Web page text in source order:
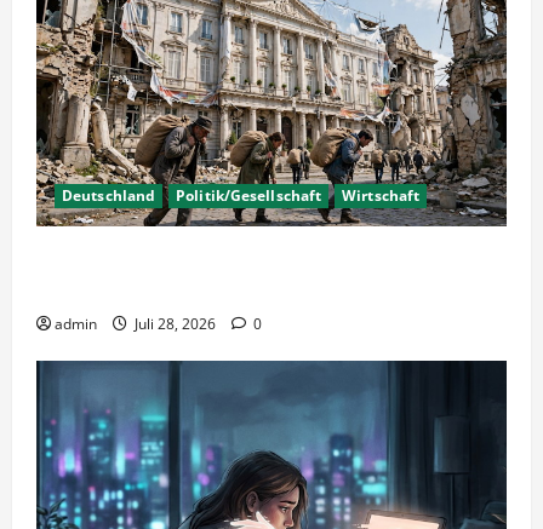
Deutschland Politik/Gesellschaft Wirtschaft
admin Juli 28, 2026 0